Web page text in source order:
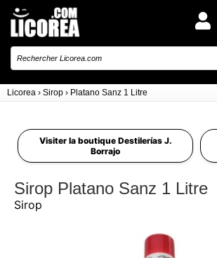
Licorea › Sirop › Platano Sanz 1 Litre
Visiter la boutique Destilerías J.
Borrajo
Sirop Platano Sanz 1 Litre
Sirop